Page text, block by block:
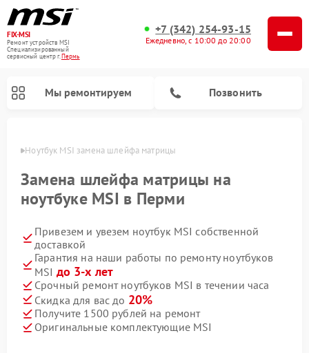
FIX-MSI
Ремонт устройств MSI
Специализированный
cервисный центр г.Пермь
+7 (342) 254-93-15
Ежедневно, с 10:00 до 20:00
Мы ремонтируем Позвонить
Ноутбук MSI замена шлейфа матрицы
Замена шлейфа матрицы на
ноутбуке MSI в Перми
Привезем и увезем ноутбук MSI собственной
доставкой
Гарантия на наши работы по ремонту ноутбуков
MSI до 3-х лет
Срочный ремонт ноутбуков MSI в течении часа
Скидка для вас до 20%
Получите 1500 рублей на ремонт
Оригинальные комплектующие MSI